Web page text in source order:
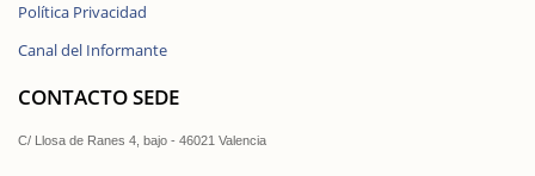
Política Privacidad
Canal del Informante
CONTACTO SEDE
C/ Llosa de Ranes 4, bajo - 46021 Valencia